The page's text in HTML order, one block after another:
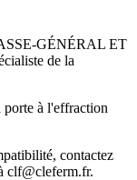
GÉNÉRAL ET
de la
porte à l'effraction
contactez
clf@cleferm.fr.